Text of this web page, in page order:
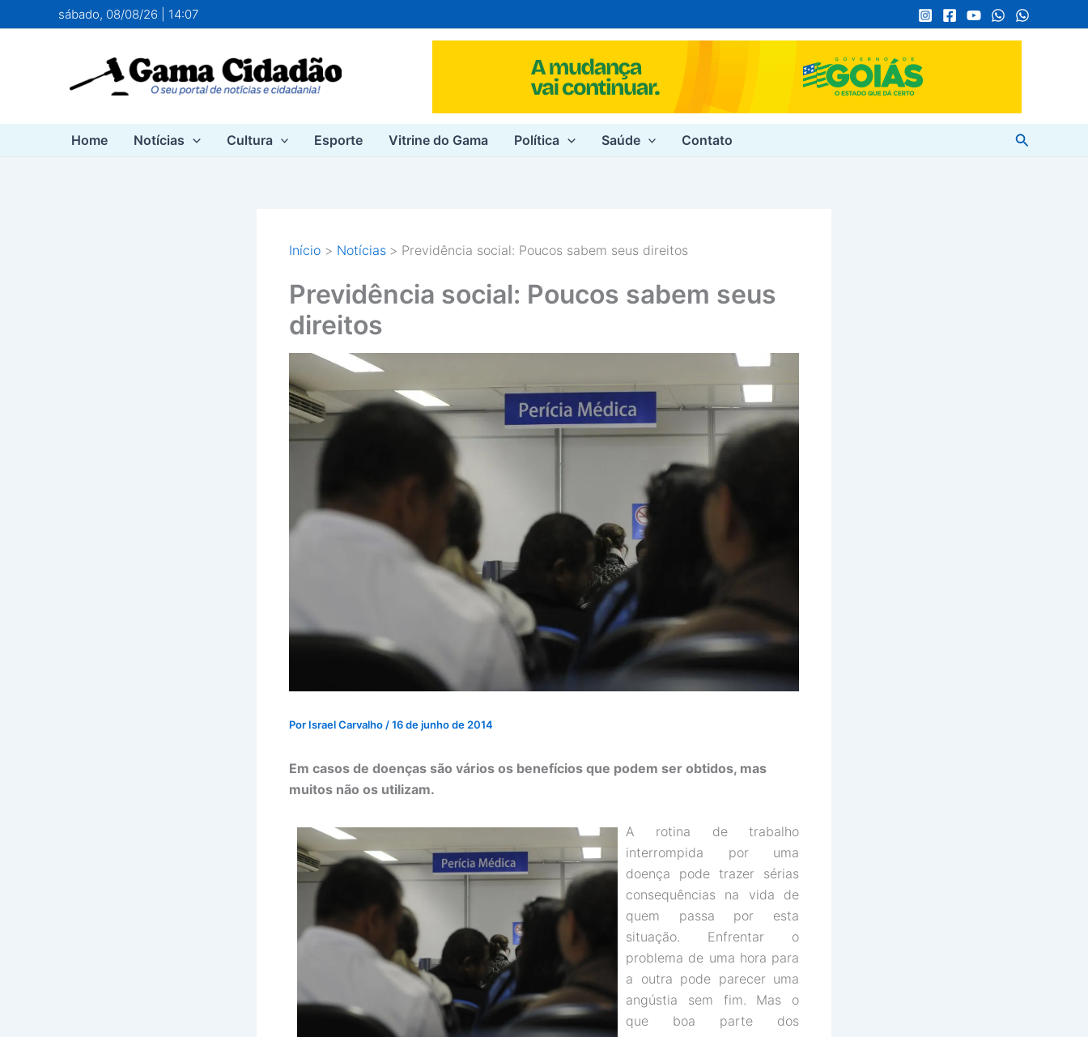
para
sábado, 08/08/26 | 14:07
Home Notícias Cultura Esporte Vitrine do Gama Política Saúde Contato Pesquisar
Início Notícias Previdência social: Poucos sabem seus direitos
Previdência social: Poucos sabem seus
direitos
Por Israel Carvalho/16 de junho de 2014
Em casos de doenças são vários os benefícios que podem ser obtidos, mas
muitos não os utilizam.
A rotina de trabalho
interrompida por uma
doença pode trazer sérias
consequências na vida de
quem passa por esta
situação. Enfrentar o
problema de uma hora para
a outra pode parecer uma
angústia sem fim. Mas o
que boa parte dos